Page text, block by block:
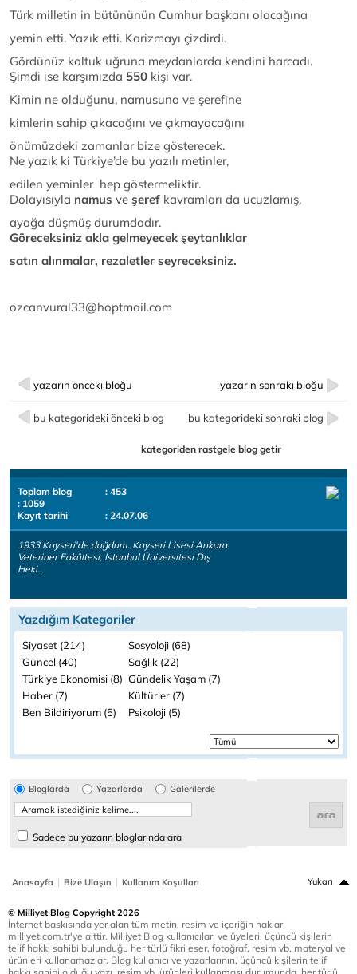
Türk milletin in bütününün Cumhur başkanı olacağına
yemin etti. Yazık etti. Karizmayı çizdirdi.
Gördünüz koltuk uğruna meydanlarda kendini harcadı.
Şimdi ise karşımızda 550 kişi var.
Kimin ne olduğunu, namusuna ve şerefine
kimlerin sahip çıkacağını ve çıkmayacağını
önümüzdeki zamanlar bize gösterecek.
Ne yazık ki Türkiye’de bu yazılı metinler,
edilen yeminler hep göstermeliktir.
Dolayısıyla namus ve şeref kavramları da ucuzlamış,
ayağa düşmüş durumdadır.
Göreceksiniz akla gelmeyecek şeytanlıklar
satın alınmalar, rezaletler seyreceksiniz.
ozcanvural33@hoptmail.com
yazarın önceki bloğu yazarın sonraki bloğu
bu kategorideki önceki blog bu kategorideki sonraki blog
kategoriden rastgele blog getir
Toplam blog
: 453
: 1059
Kayıt tarihi
: 24.07.06
1933 Kayseri'de doğdum. Kayseri Lisesi Ankara
Veteriner Fakültesi, İstanbul Üniversitesi Diş
Heki..
Yazdığım Kategoriler
Siyaset (214)
Sosyoloji (68)
Güncel (40)
Sağlık (22)
Türkiye Ekonomisi (8) Gündelik Yaşam (7)
Haber (7)
Kültürler (7)
Ben Bildiriyorum (5)
Psikoloji (5)
Bloglarda Yazarlarda Galerilerde
Sadece bu yazarın bloglarında ara
Anasayfa | Bize Ulaşın | Kullanım Koşulları Yukarı
© Milliyet Blog Copyright 2026
İnternet baskısında yer alan tüm metin, resim ve içeriğin hakları
milliyet.com.tr'ye aittir. Milliyet Blog kullanıcıları ve üyeleri, üçüncü kişilerin
telif hakkı sahibi bulunduğu her türlü fikri eser, fotoğraf, resim vb. materyal ve
ürünleri kullanamazlar. Blog kullanıcı ve yazarlarının, üçüncü kişilerin telif